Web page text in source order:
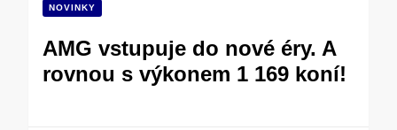
NOVINKY
AMG vstupuje do nové éry. A
rovnou s výkonem 1 169 koní!